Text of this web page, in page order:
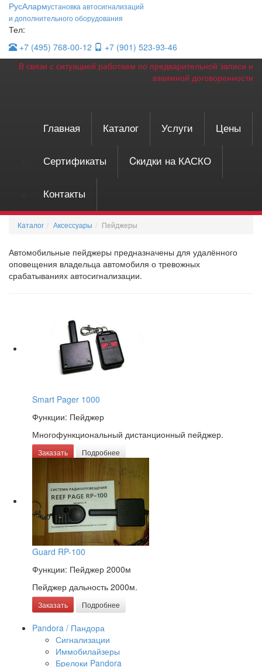
РусАлармустановка автосигнализаций
и дополнительного оборудования
Тел:
+7 (495) 768-00-12 +7 (901) 523-93-46
В связи с ситуацией работаем по предварительной записи и
взаимной договоренности
Главная Каталог Услуги Цены
Сертификаты Cкидки на КАСКО
Контакты
Каталог Аксессуары Пейджеры
Автомобильные пейджеры предназначены для удалённого
оповещения владельца автомобиля о тревожных
срабатываниях автосигнализации.
Smart Pager 1000
Функции: Пейджер
Многофункциональный дистанционный пейджер.
Заказать Подробнее
Guard RP-100
Функции: Пейджер 2000м
Пейджер дальность 2000м.
Заказать Подробнее
Pandora / Пандора
Сигнализации
Иммобилайзеры
Брелоки Pandora